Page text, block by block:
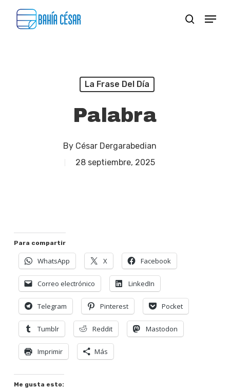
search
Menu
La Frase Del Día
Palabra
By César Dergarabedian
28 septiembre, 2025
Para compartir
WhatsApp X Facebook
Correo electrónico LinkedIn
Telegram Pinterest Pocket
Tumblr Reddit Mastodon
Imprimir Más
Me gusta esto: